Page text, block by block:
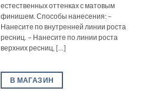
естественных оттенках с матовым
финишем. Способы нанесения: –
Нанесите по внутренней линии роста
ресниц. – Нанесите по линии роста
верхних ресниц, [...]
В МАГАЗИН